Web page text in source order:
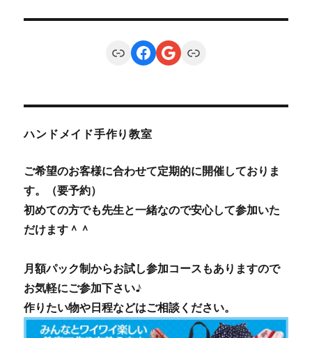
LinkFacebook
Google
Link
ハンドメイド手作り教室
ご希望のお客様に合わせて定期的に開催しておりま
す。（要予約）
初めての方でも先生と一緒なので安心して参加いた
だけます＾＾
月額パック制からお試し参加コースもありますので
お気軽にご参加下さい♪
作りたい物や日程などはご相談ください。